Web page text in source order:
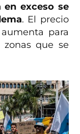
en exceso se
. El precio
para
que se